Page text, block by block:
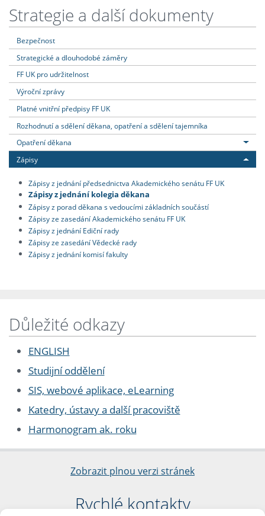
Strategie a další dokumenty
Bezpečnost
Strategické a dlouhodobé záměry
FF UK pro udržitelnost
Výroční zprávy
Platné vnitřní předpisy FF UK
Rozhodnutí a sdělení děkana, opatření a sdělení tajemníka
Opatření děkana
Zápisy
Zápisy z jednání předsednictva Akademického senátu FF UK
Zápisy z jednání kolegia děkana
Zápisy z porad děkana s vedoucími základních součástí
Zápisy ze zasedání Akademického senátu FF UK
Zápisy z jednání Ediční rady
Zápisy ze zasedání Vědecké rady
Zápisy z jednání komisí fakulty
Důležité odkazy
ENGLISH
Studijní oddělení
SIS, webové aplikace, eLearning
Katedry, ústavy a další pracoviště
Harmonogram ak. roku
Zobrazit plnou verzi stránek
Rychlé kontakty